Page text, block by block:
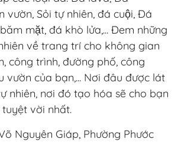
vườn, Sỏi tự nhiên, đá cuội, Đá
mặt, đá khò lửa,... Đem những
về trang trí cho không gian
công trình, đường phố, công
vườn của bạn,... Nơi đâu được lát
nhiên, nơi đó tạo hóa sẽ cho bạn
vời nhất.
Nguyên Giáp, Phường Phước